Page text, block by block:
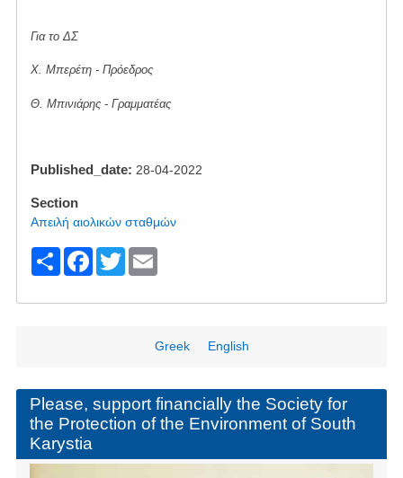
Για το ΔΣ
Χ. Μπερέτη - Πρόεδρος
Θ. Μπινιάρης - Γραμματέας
Published_date 28-04-2022
Section
Απειλή αιολικών σταθμών
S F
o
o
k
T E
Greek English
Please, support financially the Society for
the Protection of the Environment of South
Karystia